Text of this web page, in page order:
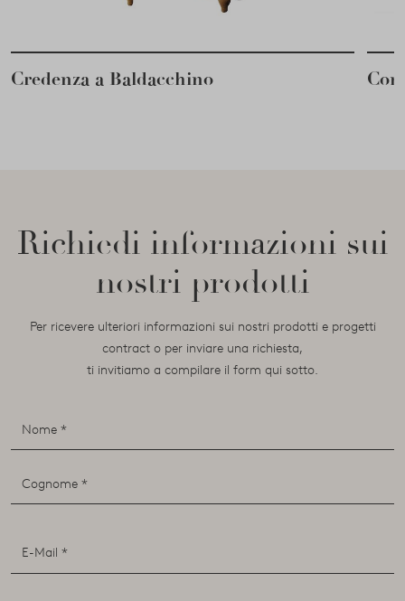
Credenza a Baldacchino
Richiedi informazioni sui
nostri prodotti
Per ricevere ulteriori informazioni sui nostri prodotti e progetti
contract o per inviare una richiesta,
ti invitiamo a compilare il form qui sotto.